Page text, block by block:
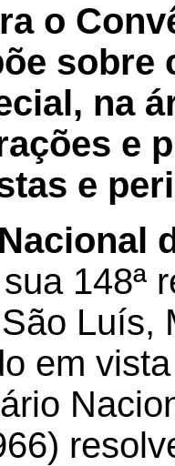
o
sobre
na
e
e
148ª
Luís,
em